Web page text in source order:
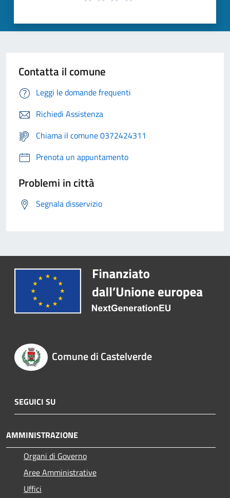
Contatta il comune
Leggi le domande frequenti
Richiedi Assistenza
Chiama il comune 0372424311
Prenota un appuntamento
Problemi in città
Segnala disservizio
Comune di Castelverde
SEGUICI SU
AMMINISTRAZIONE
Organi di Governo
Aree Amministrative
Uffici